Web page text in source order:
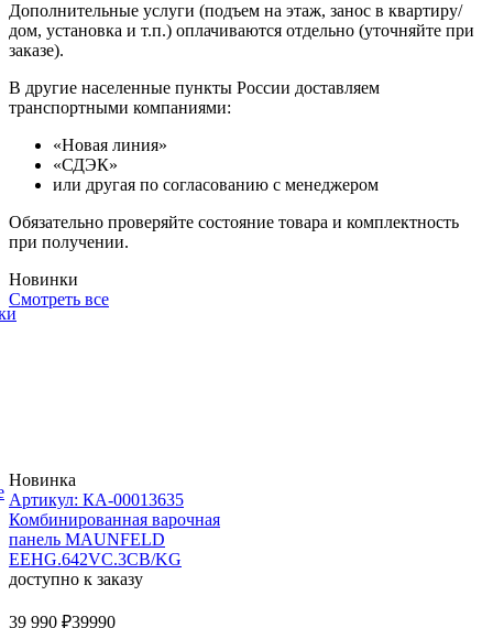
Дополнительные услуги (подъем на этаж, занос в квартиру/
дом, установка и т.п.) оплачиваются отдельно (уточняйте при
заказе).
В другие населенные пункты России доставляем
транспортными компаниями:
«Новая линия»
«СДЭК»
или другая по согласованию с менеджером
Обязательно проверяйте состояние товара и комплектность
при получении.
Новинки
Смотреть все
Новинка
Артикул: КА-00013635
Комбинированная варочная
панель MAUNFELD
EEHG.642VC.3CB/KG
доступно к заказу
39 990 ₽39990